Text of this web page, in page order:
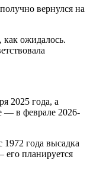
вернулся на
как ожидалось.
2025 года, а
— в феврале 2026-
года высадка
планируется